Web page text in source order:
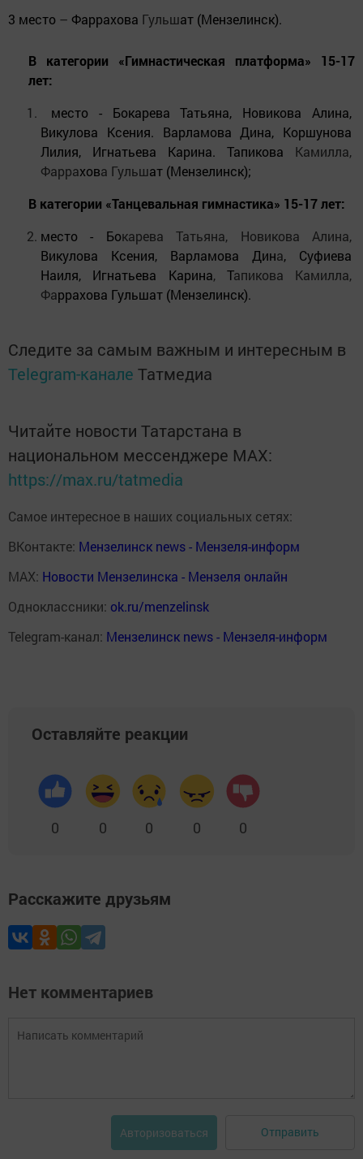
3 место – Фаррахова Гульшат (Мензелинск).
В категории «Гимнастическая платформа» 15-17
лет:
место - Бокарева Татьяна, Новикова Алина,
Викулова Ксения. Варламова Дина, Коршунова
Лилия, Игнатьева Карина. Тапикова Камилла,
Фаррахова Гульшат (Мензелинск);
В категории «Танцевальная гимнастика» 15-17 лет:
место - Бокарева Татьяна, Новикова Алина,
Викулова Ксения, Варламова Дина, Суфиева
Наиля, Игнатьева Карина,Тапикова Камилла,
Фаррахова Гульшат (Мензелинск).
Следите за самым важным и интересным в
Telegram-канале Татмедиа
Читайте новости Татарстана в
национальном мессенджере MАХ:
https://max.ru/tatmedia
Самое интересное в наших социальных сетях:
ВКонтакте: Мензелинск news - Мензеля-информ
MAX: Новости Мензелинска - Мензеля онлайн
Одноклассники: ok.ru/menzelinsk
Telegram-канал: Мензелинск news - Мензеля-информ
Оставляйте реакции
0 0 0 0 0
Расскажите друзьям
Нет комментариев
Авторизоваться Отправить